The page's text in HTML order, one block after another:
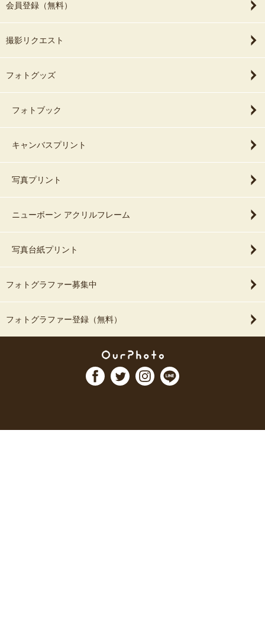
会員登録（無料）
撮影リクエスト
フォトグッズ
フォトブック
キャンバスプリント
写真プリント
ニューボーン アクリルフレーム
写真台紙プリント
フォトグラファー募集中
フォトグラファー登録（無料）